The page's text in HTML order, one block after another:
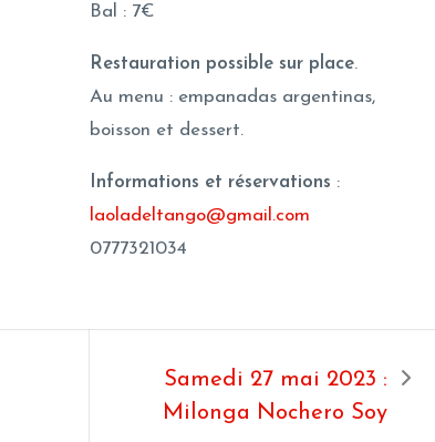
Bal : 7€
Restauration possible sur place.
Au menu : empanadas argentinas,
boisson et dessert.
Informations et réservations :
laoladeltango@gmail.com
0777321034
Samedi 27 mai 2023 :
Milonga Nochero Soy